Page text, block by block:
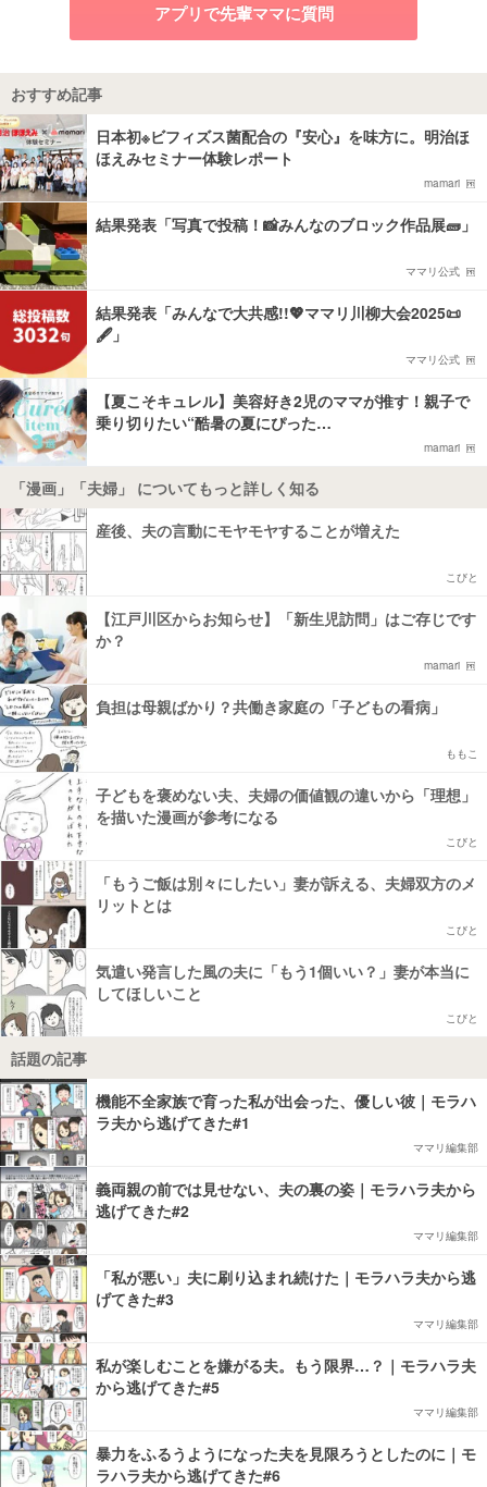
アプリで先輩ママに質問
おすすめ記事
日本初※ビフィズス菌配合の『安心』を味方に。明治ほ
ほえみセミナー体験レポート
mamari
結果発表「写真で投稿！📸みんなのブロック作品展🧱」
ママリ公式
結果発表「みんなで大共感!!💖ママリ川柳大会2025📜
🖋️」
ママリ公式
【夏こそキュレル】美容好き2児のママが推す！親子で
乗り切りたい“酷暑の夏にぴった…
mamari
「漫画」「夫婦」 についてもっと詳しく知る
産後、夫の言動にモヤモヤすることが増えた
こびと
【江戸川区からお知らせ】「新生児訪問」はご存じです
か？
mamari
負担は母親ばかり？共働き家庭の「子どもの看病」
ももこ
子どもを褒めない夫、夫婦の価値観の違いから「理想」
を描いた漫画が参考になる
こびと
「もうご飯は別々にしたい」妻が訴える、夫婦双方のメ
リットとは
こびと
気遣い発言した風の夫に「もう1個いい？」妻が本当に
してほしいこと
こびと
話題の記事
機能不全家族で育った私が出会った、優しい彼｜モラハ
ラ夫から逃げてきた#1
ママリ編集部
義両親の前では見せない、夫の裏の姿｜モラハラ夫から
逃げてきた#2
ママリ編集部
「私が悪い」夫に刷り込まれ続けた｜モラハラ夫から逃
げてきた#3
ママリ編集部
私が楽しむことを嫌がる夫。もう限界…？｜モラハラ夫
から逃げてきた#5
ママリ編集部
暴力をふるうようになった夫を見限ろうとしたのに｜モ
ラハラ夫から逃げてきた#6